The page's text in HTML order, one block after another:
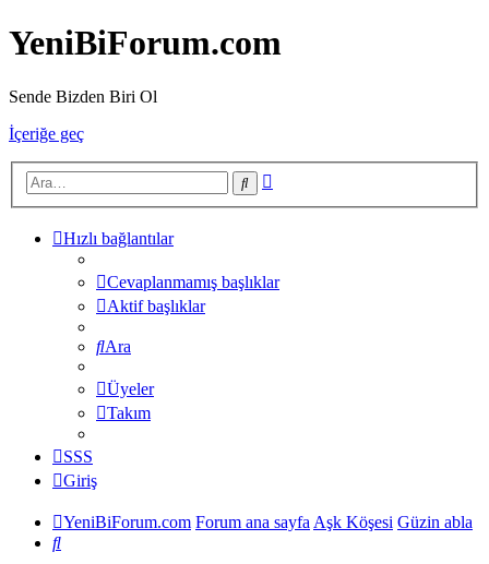
YeniBiForum.com
Sende Bizden Biri Ol
İçeriğe geç
Ara
Hızlı bağlantılar
Cevaplanmamış başlıklar
Aktif başlıklar
Ara
Üyeler
Takım
SSS
Giriş
YeniBiForum.com Forum ana sayfaAşk Köşesi Güzin abla
Ara